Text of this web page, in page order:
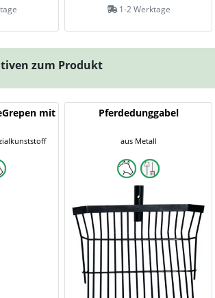
1-2 Werktage
zum Produkt
mit
Pferdedunggabel
aus Metall